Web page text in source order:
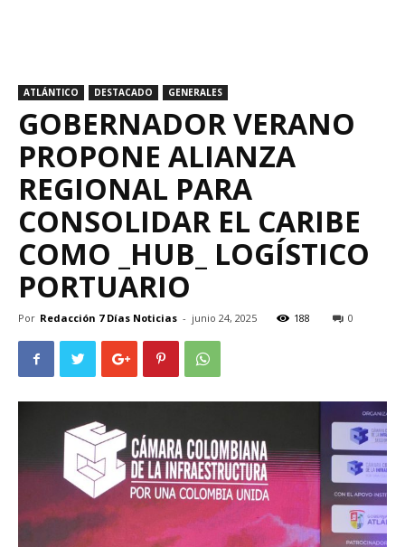
ATLÁNTICO DESTACADO GENERALES
GOBERNADOR VERANO
PROPONE ALIANZA
REGIONAL PARA
CONSOLIDAR EL CARIBE
COMO _HUB_ LOGÍSTICO
PORTUARIO
Por Redacción 7 Días Noticias - junio 24, 2025 188 0